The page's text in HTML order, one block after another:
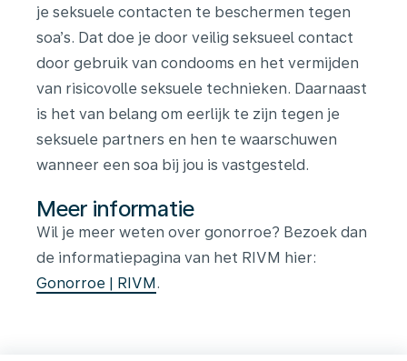
je seksuele contacten te beschermen tegen
soa’s. Dat doe je door veilig seksueel contact
door gebruik van condooms en het vermijden
van risicovolle seksuele technieken. Daarnaast
is het van belang om eerlijk te zijn tegen je
seksuele partners en hen te waarschuwen
wanneer een soa bij jou is vastgesteld.
Meer informatie
Wil je meer weten over gonorroe? Bezoek dan
de informatiepagina van het RIVM hier:
Gonorroe | RIVM .